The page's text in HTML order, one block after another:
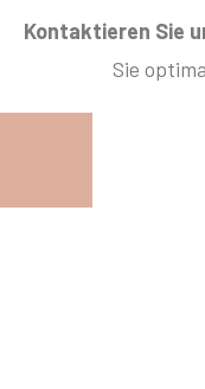
Kontaktieren Sie
Sie